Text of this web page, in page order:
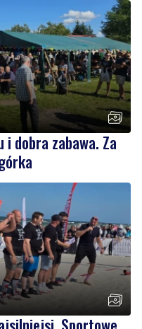
i dobra zabawa. Za